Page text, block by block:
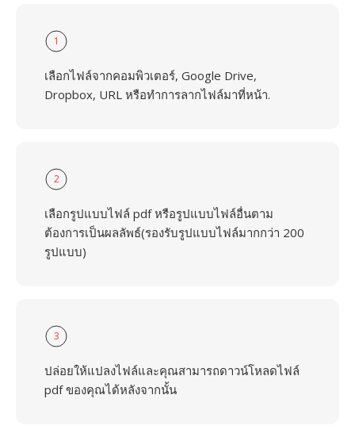
1
เลือกไฟล์จากคอมพิวเตอร์, Google Drive,
Dropbox, URL หรือทำการลากไฟล์มาที่หน้า.
2
เลือกรูปแบบไฟล์ pdf หรือรูปแบบไฟล์อื่นตาม
ต้องการเป็นผลลัพธ์(รองรับรูปแบบไฟล์มากกว่า 200
รูปแบบ)
3
ปล่อยให้แปลงไฟล์และคุณสามารถดาวน์โหลดไฟล์
pdf ของคุณได้หลังจากนั้น